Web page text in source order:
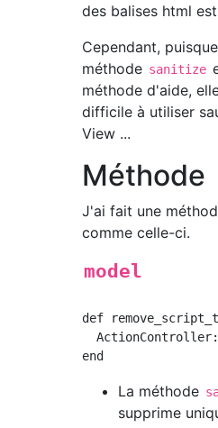
des balises html
Cependant,
méthode sanitize
méthode d'aide,
difficile à utiliser
View ...
Méthode
J'ai fait une
comme celle-ci.
model
def
La méthode
supprime